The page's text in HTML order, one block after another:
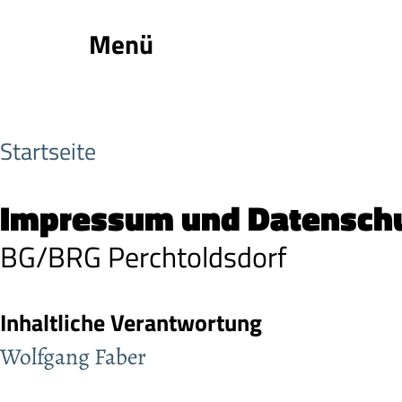
Menü
Startseite
Impressum und
BG/BRG Perchtoldsdorf
Inhaltliche Verantwortung
Wolfgang Faber